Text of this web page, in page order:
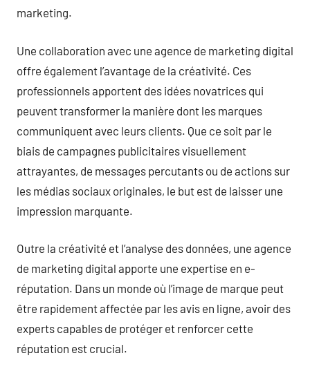
marketing.
Une collaboration avec une agence de marketing digital
offre également l’avantage de la créativité. Ces
professionnels apportent des idées novatrices qui
peuvent transformer la manière dont les marques
communiquent avec leurs clients. Que ce soit par le
biais de campagnes publicitaires visuellement
attrayantes, de messages percutants ou de actions sur
les médias sociaux originales, le but est de laisser une
impression marquante.
Outre la créativité et l’analyse des données, une agence
de marketing digital apporte une expertise en e-
réputation. Dans un monde où l’image de marque peut
être rapidement affectée par les avis en ligne, avoir des
experts capables de protéger et renforcer cette
réputation est crucial.